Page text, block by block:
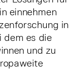
einnehmen
in
dem es die
und zu